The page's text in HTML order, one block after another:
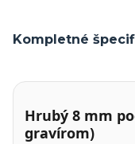
Kompletné
Hrubý 8 mm
gravírom)